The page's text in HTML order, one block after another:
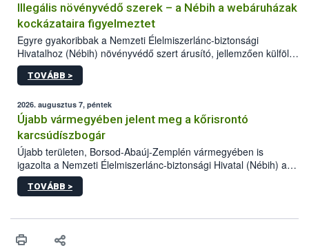
Illegális növényvédő szerek – a Nébih a webáruházak
kockázataira figyelmeztet
Egyre gyakoribbak a Nemzeti Élelmiszerlánc-biztonsági
Hivatalhoz (Nébih) növényvédő szert árusító, jellemzően külföldi
honlapok kapcsán érkező bejelentések. Emellett az ilyen
termékeket kínáló kéretlen online reklámok mennyisége is
összegyűjtötte az illegális növényvédő szerek kapcsán
előforduló árulkodó jeleket, valamint a webáruházakból való
vásárlás kockázatait.
TOVÁBB >
2026. augusztus 7, péntek
Újabb vármegyében jelent meg a kőrisrontó
karcsúdíszbogár
Újabb területen, Borsod-Abaúj-Zemplén vármegyében is
igazolta a Nemzeti Élelmiszerlánc-biztonsági Hivatal (Nébih) a
kőrisrontó karcsúdíszbogár (Agrilus planipennis) jelenlétét. A
kártevőt nem csak színcsapdában találták meg, de már fertőzött
az intenzív felderítést, emellett az intézkedéseket a szlovák
TOVÁBB >